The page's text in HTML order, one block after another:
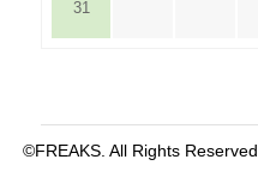
31
©FREAKS. All Rights Reserved